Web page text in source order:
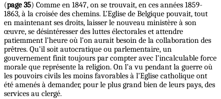
(page 35) Comme en 1847, on se trouvait, en ces années 1859-
1863, à la croisée des chemins. L’Eglise de Belgique pouvait, tout
en maintenant ses droits, laisser le nouveau ministère à son
œuvre, se désintéresser des luttes électorales et attendre
patiemment l’heure où l’on aurait besoin de la collaboration des
prêtres. Qu’il soit autocratique ou parlementaire, un
gouvernement finit toujours par compter avec l’incalculable force
morale que représente la religion. On l’a vu pendant la guerre où
les pouvoirs civils les moins favorables à l’Eglise catholique ont
été amenés à demander, pour le plus grand bien de leurs pays, des
services au clergé.